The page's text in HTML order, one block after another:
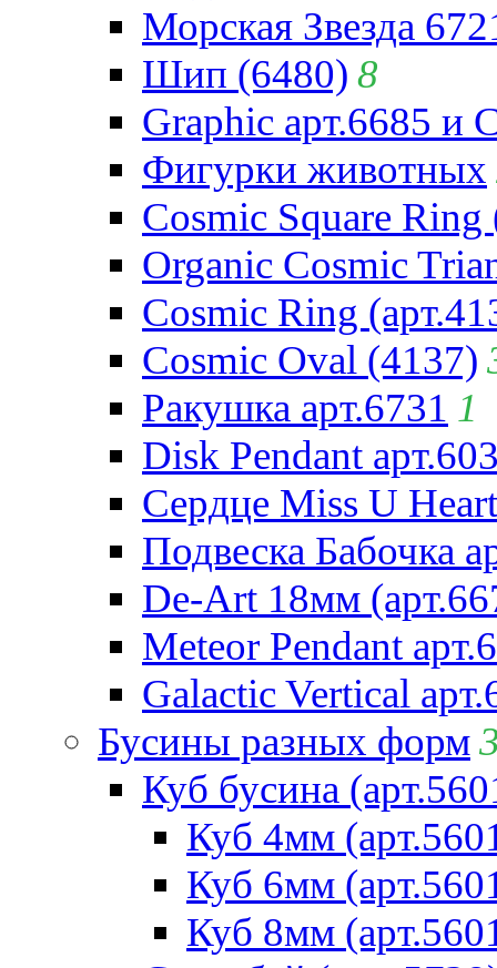
Морская Звезда
Шип (6480) 8
Graphic арт.6685 и
Фигурки животных
Cosmic Square Ring
Organic Cosmic
Cosmic Ring
Cosmic Oval (4137)
Ракушка арт.6731 1
Disk Pendant
Сердце Miss U
Подвеска Бабочка
De-Art 18мм
Meteor Pendant
Galactic Vertical
Бусины разных форм
Куб бусина
Куб 4мм
Куб 6мм
Куб 8мм